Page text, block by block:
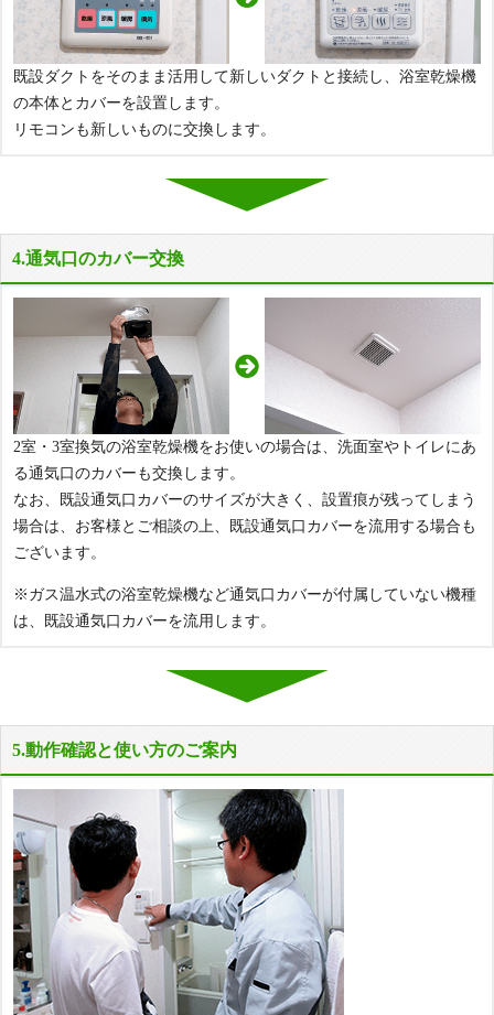
既設ダクトをそのまま活用して新しいダクトと接続し、浴室乾燥機
の本体とカバーを設置します。
リモコンも新しいものに交換します。
4.通気口のカバー交換
2室・3室換気の浴室乾燥機をお使いの場合は、洗面室やトイレにあ
る通気口のカバーも交換します。
なお、既設通気口カバーのサイズが大きく、設置痕が残ってしまう
場合は、お客様とご相談の上、既設通気口カバーを流用する場合も
ございます。
※ガス温水式の浴室乾燥機など通気口カバーが付属していない機種
は、既設通気口カバーを流用します。
5.動作確認と使い方のご案内